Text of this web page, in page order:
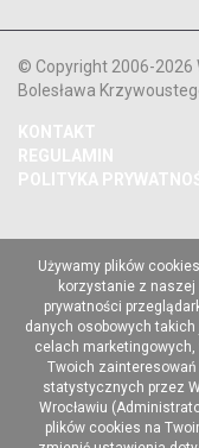
© Copyright 2006-2026
Bolesława
KONTAKT
REGULAMIN
POLITYKA
Używamy plików
korzystanie z
prywatności
danych osobowych
celach
Twoich
statystycznych przez
Wrocławiu
plików cookies na